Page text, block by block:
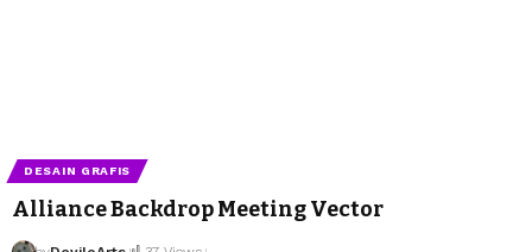
DESAIN GRAFIS
Alliance Backdrop Meeting Vector